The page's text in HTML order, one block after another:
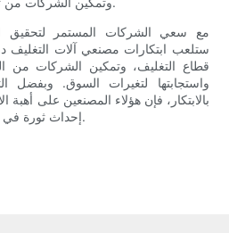
مع سعي الشركات المستمر لتحقيق
ستلعب ابتكارات مصنعي آلات
قطاع التغليف، وتمكين الشركات من
واستجابتها لتغيرات السوق. وبفضل
بالابتكار، فإن هؤلاء المصنعين على أهبة
إحداث ثورة في صناعة التغليف لسنوات قادمة.